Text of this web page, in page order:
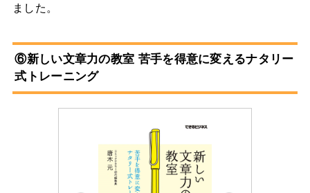
ました。
⑥新しい文章力の教室 苦手を得意に変えるナタリー
式トレーニング